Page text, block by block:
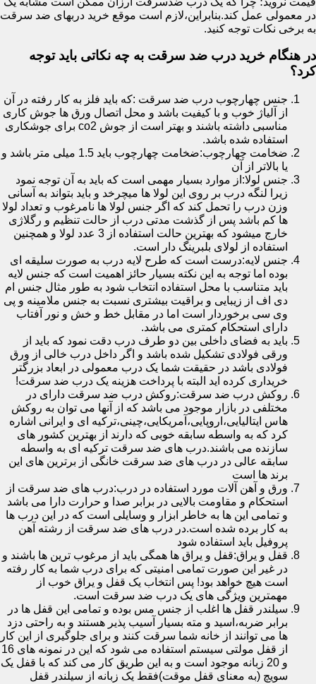
در معمولی عمل کند.بنابراین،لازم است موقع خرید دربهای ضد سرقت
به برخی نکات توجه کنید.
در هنگام خرید درب ضد سرقت به چه نکاتی باید توجه
کرد؟
جنس چهارچوب درب ضد سرقت :که باید فلز به کار رفته در آن
از آلیاژ خوب و با کیفیت باشد و محل اتصال ورق ها جوش کاری
مناسبی داشته باشند و بهتر است از جوش co2 برای جوشکاری
استفاده شده باشد.
ضخامت چهارچوب:ضخامت چهارچوب باید 1.5 میلی متر باشد و
یا بالاتر از آن
جنس لولا:از موارد بسیار مهمی است که باید به آن توجه نمود
زیرا لنگه درب بر روی این لولا ها میچرخد و باید بتواند به آسانی
وزن درب را تحمل کند که اگر جنس لولا ها نامرغوب و تعداد لولا
ها کم باشد پس از گذشت مدتی درب از حالت تنظیم و رگلاژی
خارج میشود که بهترین حالت استفاده از 3 عدد لولا و همچنین
استفاده از لولای بلبرینگ دار است.
جنس لایه:درست است که طرح لایه درب به صورت سلیقه ای
بوده اما توجه به این نکته بسیار حائز اهمیت است که جنس لایه
باید متناسب با محل استفاده انتخاب شود به طور مثال جنس ام
دی اف از زیبایی و براقیت بیشتری نسبت به جنس ملامینه و پی
وی سی برخوردار است اما در مقابل خط و خش و نور آفتاب
دارای استحکام کمتری می باشد.
باید به فضای داخلی بین دو طرف درب دقت نمود که باید از
ورقی فولادی تشکیل شده باشد و اگر داخل درب خالی از ورق
فولادی باشد در حقیقت شما یک درب معمولی در ابعاد بزرگتر
خریداری کرده اید البته با پرداخت هزینه یک درب ضد سرقت!
روکش درب ضد سرقت:روکش درب ضد سرقت دارای در
مختلفی در بازار موجود می باشد که از آنها می توان به روکش
هاس ایتالیایی،اروپایی،آمریکایی،چینی،ترکیه ای و ایرانی اشاره
کرد که به واسطه سابقه خوبی که دارند از بهترین کشور های
سازنده می باشند.درب های ضد سرقت ترکیه ای به واسطه
سابقه عالی در درب های ضد سرقت خانگی از برترین های این
برند ها است
ورق و آهن آلات مورد استفاده در درب:درب های ضد سرقت از
استحکام و مقاومت بالایی در برابر صدا و حرارت دارا می باشد
و تمامی این ها به خاطر ابزار و وسایلی است که در این درب ها
به کار برده شده است.در درب های ضد سرقت از رشته آهن
پروفیل باید استفاده شود
قفل و یراق:قفل و یراق ها همگی باید از مرغوب ترین ها باشند و
در غیر این صورت تمامی امنیتی که برای درب شما به کار رفته
است هیچ خواهد بود! پس انتخاب یک قفل و یراق خوب از
مهمترین ویژگی های یک درب ضد سرقت است.
سیلندر قفل ها اغلب از جنس مس بوده و تمامی این قفل ها در
برابر ضربه،اسید و مته بسیار آسیب پذیر هستند و به راحتی دزد
ها می توانند از خانه شما سرقت کنند و برای جلوگیری از این کار
از قفل مولتی سیستم استفاده می شود که این در نمونه های 16
و 20 زبانه موجود است و به این طریق کار می کند که با قفل یک
سویچ (به معنای قفل موقت)فقط یک زبانه از سیلندر قفل